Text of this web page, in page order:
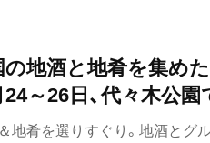
る酒は、日本酒、ワイン、焼酎
地酒と地肴を集めた
～26日、代々木公園
地肴を選りすぐり。地酒とグ